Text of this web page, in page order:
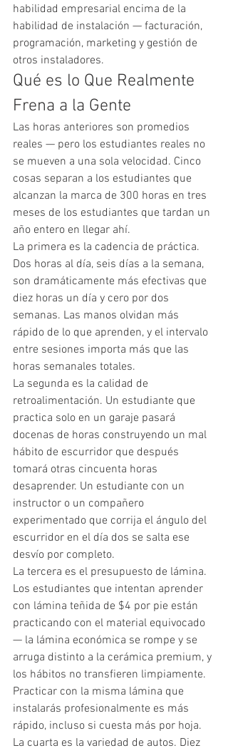
habilidad empresarial encima de la
habilidad de instalación — facturación,
programación, marketing y gestión de
otros instaladores.
Qué es lo Que Realmente
Frena a la Gente
Las horas anteriores son promedios
reales — pero los estudiantes reales no
se mueven a una sola velocidad. Cinco
cosas separan a los estudiantes que
alcanzan la marca de 300 horas en tres
meses de los estudiantes que tardan un
año entero en llegar ahí.
La primera es la cadencia de práctica.
Dos horas al día, seis días a la semana,
son dramáticamente más efectivas que
diez horas un día y cero por dos
semanas. Las manos olvidan más
rápido de lo que aprenden, y el intervalo
entre sesiones importa más que las
horas semanales totales.
La segunda es la calidad de
retroalimentación. Un estudiante que
practica solo en un garaje pasará
docenas de horas construyendo un mal
hábito de escurridor que después
tomará otras cincuenta horas
desaprender. Un estudiante con un
instructor o un compañero
experimentado que corrija el ángulo del
escurridor en el día dos se salta ese
desvío por completo.
La tercera es el presupuesto de lámina.
Los estudiantes que intentan aprender
con lámina teñida de $4 por pie están
practicando con el material equivocado
— la lámina económica se rompe y se
arruga distinto a la cerámica premium, y
los hábitos no transfieren limpiamente.
Practicar con la misma lámina que
instalarás profesionalmente es más
rápido, incluso si cuesta más por hoja.
La cuarta es la variedad de autos. Diez